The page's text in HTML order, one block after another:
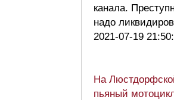
канала.
надо
2021-07-19
На
пьяный